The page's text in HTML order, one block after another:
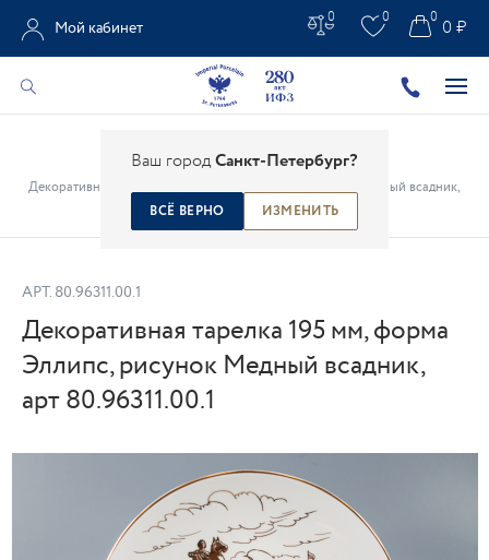
Ваш городСанкт-Петербург?
ВСЁ ВЕРНО ИЗМЕНИТЬ
Мой кабинет
0 0 0 ₽
0
Декоративные настенные тарелки /
Декоративная тарелка 195 мм, форма Эллипс, рисунок Медный всадник,
арт 80.96311.00.1
АРТ. 80.96311.00.1
Декоративная тарелка 195 мм, форма
Эллипс, рисунок Медный всадник,
арт 80.96311.00.1